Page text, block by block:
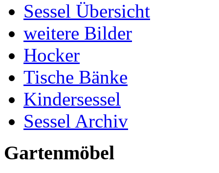
Sessel Übersicht
weitere Bilder
Hocker
Tische Bänke
Kindersessel
Sessel Archiv
Gartenmöbel